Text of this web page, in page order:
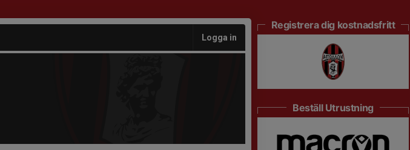
Logga in
Registrera dig kostnadsfritt
Beställ Utrustning